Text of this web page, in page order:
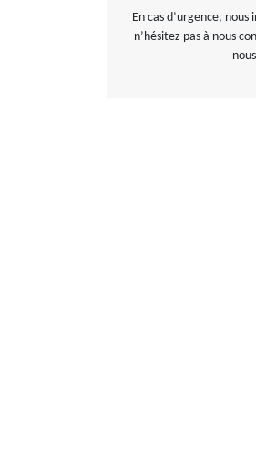
En cas d’urgence,
n’hésitez pas à nous